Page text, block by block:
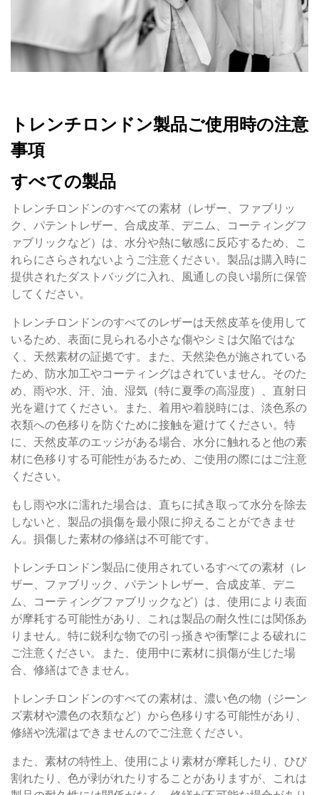
トレンチロンドン製品ご使用時の注意
事項
すべての製品
トレンチロンドンのすべての素材（レザー、ファブリッ
ク、パテントレザー、合成皮革、デニム、コーティングフ
ァブリックなど）は、水分や熱に敏感に反応するため、こ
れらにさらされないようご注意ください。製品は購入時に
提供されたダストバッグに入れ、風通しの良い場所に保管
してください。
トレンチロンドンのすべてのレザーは天然皮革を使用して
いるため、表面に見られる小さな傷やシミは欠陥ではな
く、天然素材の証拠です。また、天然染色が施されている
ため、防水加工やコーティングはされていません。そのた
め、雨や水、汗、油、湿気（特に夏季の高湿度）、直射日
光を避けてください。また、着用や着脱時には、淡色系の
衣類への色移りを防ぐために接触を避けてください。特
に、天然皮革のエッジがある場合、水分に触れると他の素
材に色移りする可能性があるため、ご使用の際にはご注意
ください。
もし雨や水に濡れた場合は、直ちに拭き取って水分を除去
しないと、製品の損傷を最小限に抑えることができませ
ん。損傷した素材の修繕は不可能です。
トレンチロンドン製品に使用されているすべての素材（レ
ザー、ファブリック、パテントレザー、合成皮革、デニ
ム、コーティングファブリックなど）は、使用により表面
が摩耗する可能性があり、これは製品の耐久性には関係あ
りません。特に鋭利な物での引っ掻きや衝撃による破れに
ご注意ください。また、使用中に素材に損傷が生じた場
合、修繕はできません。
トレンチロンドンのすべての素材は、濃い色の物（ジーン
ズ素材や濃色の衣類など）から色移りする可能性があり、
修繕や洗濯はできませんのでご注意ください。
また、素材の特性上、使用により素材が摩耗したり、ひび
割れたり、色が剥がれたりすることがありますが、これは